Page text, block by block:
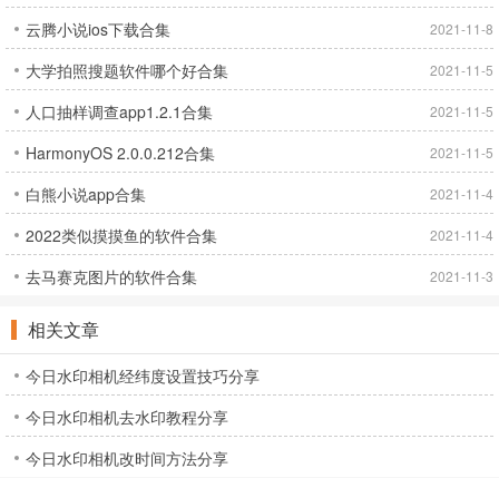
云腾小说ios下载合集 2021-11-8
大学拍照搜题软件哪个好合集 2021-11-5
人口抽样调查app1.2.1合集 2021-11-5
HarmonyOS 2.0.0.212合集 2021-11-5
白熊小说app合集 2021-11-4
2022类似摸摸鱼的软件合集 2021-11-4
去马赛克图片的软件合集 2021-11-3
相关文章
今日水印相机经纬度设置技巧分享
今日水印相机去水印教程分享
今日水印相机改时间方法分享